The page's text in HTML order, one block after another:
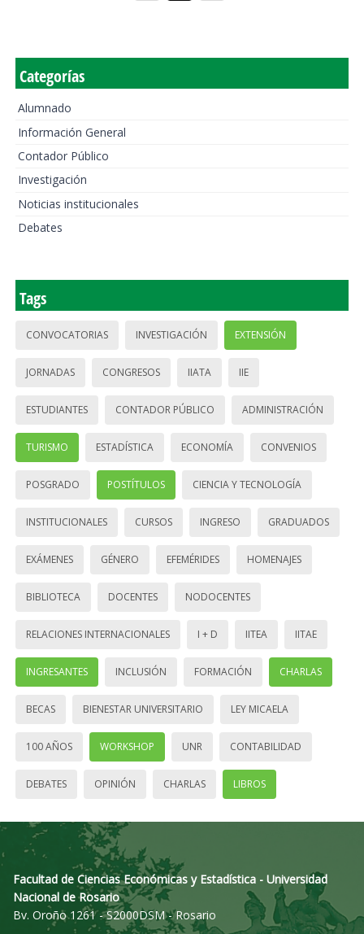
Categorías
Alumnado
Información General
Contador Público
Investigación
Noticias institucionales
Debates
Tags
CONVOCATORIAS INVESTIGACIÓN EXTENSIÓN
JORNADAS CONGRESOS IIATA IIE
ESTUDIANTES CONTADOR PÚBLICO ADMINISTRACIÓN
TURISMO ESTADÍSTICA ECONOMÍA CONVENIOS
POSGRADO POSTÍTULOS CIENCIA Y TECNOLOGÍA
INSTITUCIONALES CURSOS INGRESO GRADUADOS
EXÁMENES GÉNERO EFEMÉRIDES HOMENAJES
BIBLIOTECA DOCENTES NODOCENTES
RELACIONES INTERNACIONALES I + D IITEA IITAE
INGRESANTES INCLUSIÓN FORMACIÓN CHARLAS
BECAS BIENESTAR UNIVERSITARIO LEY MICAELA
100 AÑOS WORKSHOP UNR CONTABILIDAD
DEBATES OPINIÓN CHARLAS LIBROS
Facultad de Ciencias Económicas y Estadística - Universidad
Nacional de Rosario
Bv. Oroño 1261 - S2000DSM - Rosario